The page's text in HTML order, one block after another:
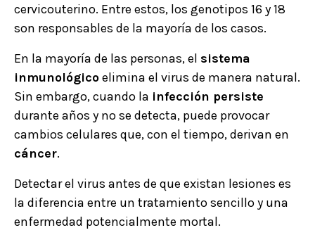
cervicouterino. Entre estos, los genotipos 16 y 18
son responsables de la mayoría de los casos.
En la mayoría de las personas, el sistema
inmunológicoelimina el virus de manera natural.
Sin embargo, cuando la infección persiste
durante años y no se detecta, puede provocar
cambios celulares que, con el tiempo, derivan en
cáncer.
Detectar el virus antes de que existan lesiones es
la diferencia entre un tratamiento sencillo y una
enfermedad potencialmente mortal.